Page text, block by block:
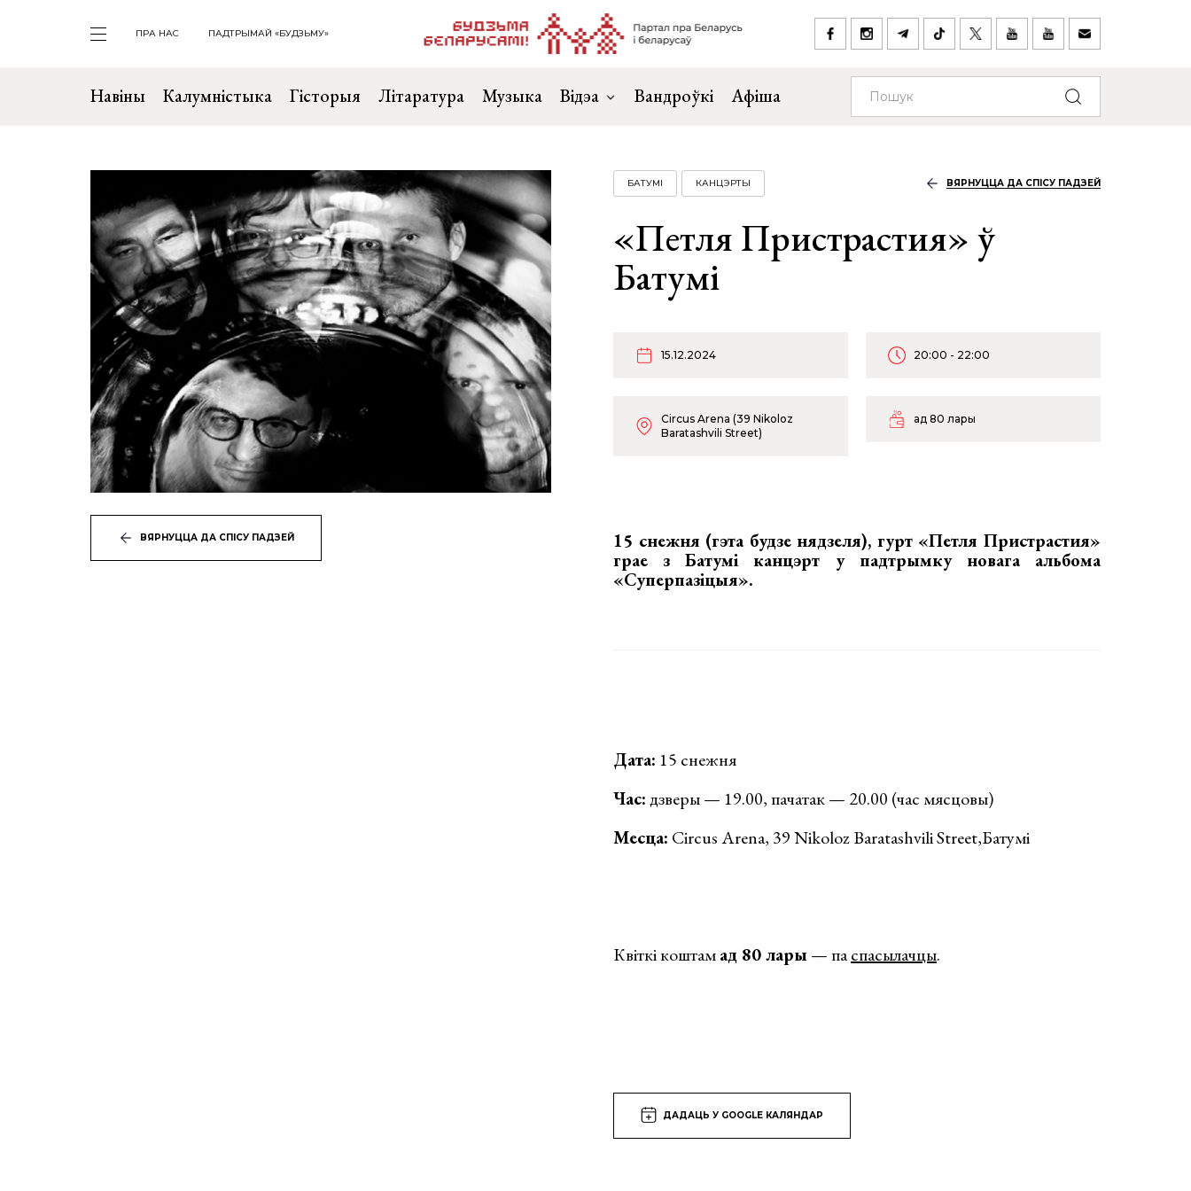
ПРА НАС ПАДТРЫМАЙ «БУДЗЬМУ»
Навіны Калумністыка Гісторыя Літаратура Музыка Відэа Вандроўкі Афіша
ВЯРНУЦЦА ДА СПІСУ ПАДЗЕЙ
БАТУМІ КАНЦЭРТЫ ВЯРНУЦЦА ДА СПІСУ ПАДЗЕЙ
«Петля Пристрастия» ў
Батумі
15.12.2024 20:00 - 22:00
Circus Arena (39 Nikoloz
Baratashvili Street)
ад 80 лары
15 снежня (гэта будзе нядзеля), гурт «Петля Пристрастия»
грае з Батумі канцэрт у падтрымку новага альбома
«Суперпазіцыя».
Дата: 15 снежня
Час:дзверы — 19.00, пачатак — 20.00 (час мясцовы)
Месца: Circus Arena, 39 Nikoloz Baratashvili Street,Батумі
Квіткі коштамад 80 лары— паспасылачцы.
ДАДАЦЬ У GOOGLE КАЛЯНДАР